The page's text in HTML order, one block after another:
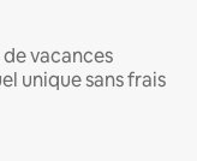
vacances
unique sans frais